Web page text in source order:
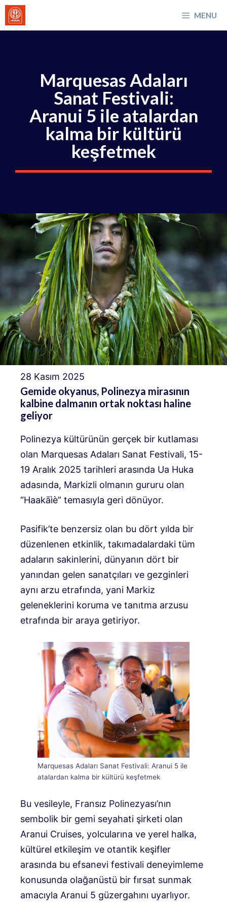
İçeriğe
atla
MENU
Marquesas Adaları
Sanat Festivali:
Aranui 5 ile atalardan
kalma bir kültürü
keşfetmek
28 Kasım 2025
Gemide okyanus, Polinezya mirasının
kalbine dalmanın ortak noktası haline
geliyor
Polinezya kültürünün gerçek bir kutlaması
olan Marquesas Adaları Sanat Festivali, 15-
19 Aralık 2025 tarihleri ​​arasında Ua Huka
adasında, Markizli olmanın gururu olan
“Haakāìè” temasıyla geri dönüyor.
Pasifik’te benzersiz olan bu dört yılda bir
düzenlenen etkinlik, takımadalardaki tüm
adaların sakinlerini, dünyanın dört bir
yanından gelen sanatçıları ve gezginleri
aynı arzu etrafında, yani Markiz
geleneklerini koruma ve tanıtma arzusu
etrafında bir araya getiriyor.
Marquesas Adaları Sanat Festivali: Aranui 5 ile
atalardan kalma bir kültürü keşfetmek
Bu vesileyle, Fransız Polinezyası’nın
sembolik bir gemi seyahati şirketi olan
Aranui Cruises, yolcularına ve yerel halka,
kültürel etkileşim ve otantik keşifler
arasında bu efsanevi festivali deneyimleme
konusunda olağanüstü bir fırsat sunmak
amacıyla Aranui 5 güzergahını uyarlıyor.